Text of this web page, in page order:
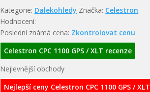
Kategorie: Dalekohledy Značka: Celestron
Hodnocení:
Poslední známá cena: Zkontrolovat cenu
Celestron CPC 1100 GPS / XLT recenze
Nejlevnější obchody
Nejlepší ceny Celestron CPC 1100 GPS / XLT